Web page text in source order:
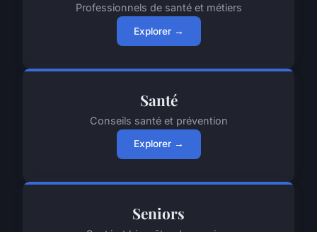
Professionnels de santé et métiers
Explorer →
Santé
Conseils santé et prévention
Explorer →
Seniors